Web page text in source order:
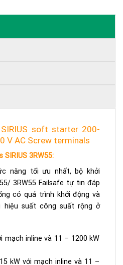
soft starter 200-
V AC Screw terminals
3RW55:
năng tối ưu nhất, bộ khởi
3RW55 Failsafe tự tin đáp
có quá trình khởi động và
hiệu suất công suất rộng ở
mạch inline và 11 – 1200 kW
kW với mạch inline và 11 –